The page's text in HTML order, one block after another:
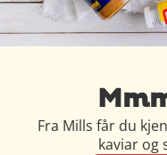
Fra Mills får du
kaviar og